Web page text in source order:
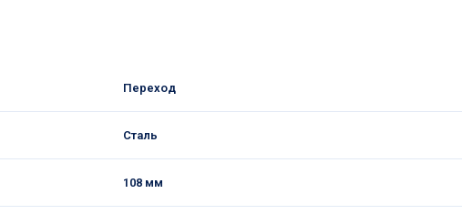
Переход
Сталь
108 мм